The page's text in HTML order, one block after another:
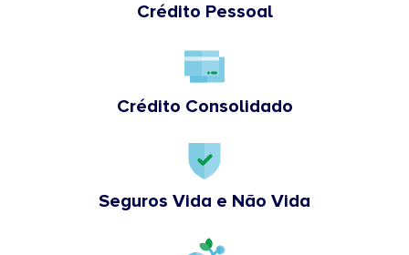
Crédito Pessoal
Crédito Consolidado
Seguros Vida e Não Vida